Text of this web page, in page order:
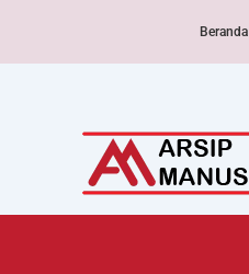
Beranda